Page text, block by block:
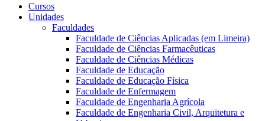
Cursos
Unidades
Faculdades
Faculdade de Ciências Aplicadas (em Limeira)
Faculdade de Ciências Farmacêuticas
Faculdade de Ciências Médicas
Faculdade de Educação
Faculdade de Educação Física
Faculdade de Enfermagem
Faculdade de Engenharia Agrícola
Faculdade de Engenharia Civil, Arquitetura e